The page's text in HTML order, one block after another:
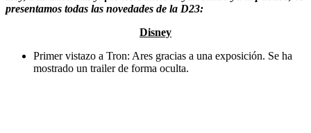
presentamos todas las novedades de la D23:
Disney
Primer vistazo a Tron: Ares gracias a una exposición. Se ha
mostrado un trailer de forma oculta.